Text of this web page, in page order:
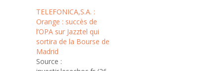
sur les deux sociétés
pour améliorer leurs
concessions, a-t-on
appris mercredi de
deux sources au fait du
dossier. Le numéro
TELEFONICA,S.A. :
Orange : succès de
l’OPA sur Jazztel qui
sortira de la Bourse de
Madrid
Source :